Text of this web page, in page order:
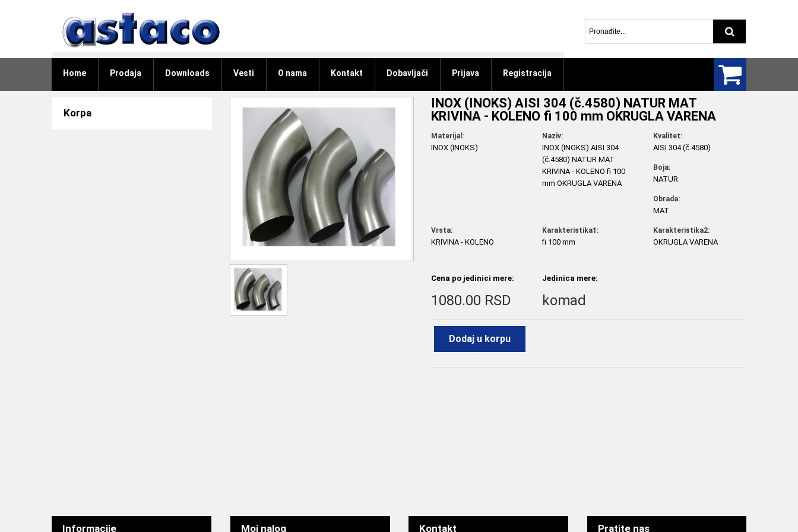
Pretraga
Home Prodaja Downloads Vesti O nama Kontakt Dobavljači Prijava Registracija
INOX (INOKS) AISI 304 (č.4580) NATUR MAT
KRIVINA - KOLENO fi 100 mm OKRUGLA VARENA
Materijal:
INOX (INOKS)
Naziv:
INOX (INOKS) AISI 304
(č.4580) NATUR MAT
KRIVINA - KOLENO fi 100
mm OKRUGLA VARENA
Kvalitet:
AISI 304 (č.4580)
Boja:
NATUR
Obrada:
MAT
Vrsta:
KRIVINA - KOLENO
Karakteristika1:
fi 100 mm
Karakteristika2:
OKRUGLA VARENA
Cena po jedinici mere:
1080.00 RSD
Jedinica mere:
komad
Dodaj u korpu
Korpa
Informacije Moj nalog Kontakt Pratite nas